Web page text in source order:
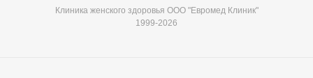
Клиника женского здоровья ООО "Евромед Клиник"
1999-2026